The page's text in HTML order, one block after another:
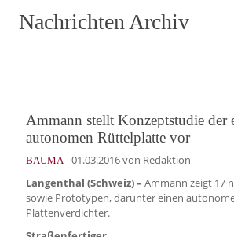
Nachrichten Archiv
Ammann stellt Konzeptstudie der
autonomen Rüttelplatte vor
BAUMA-01.03.2016von Redaktion
Langenthal (Schweiz) – Ammann zeigt 17
sowie Prototypen, darunter einen
Plattenverdichter.